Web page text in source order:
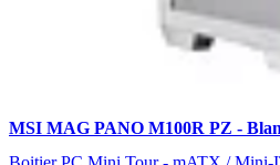
MSI MAG PANO M100R PZ -